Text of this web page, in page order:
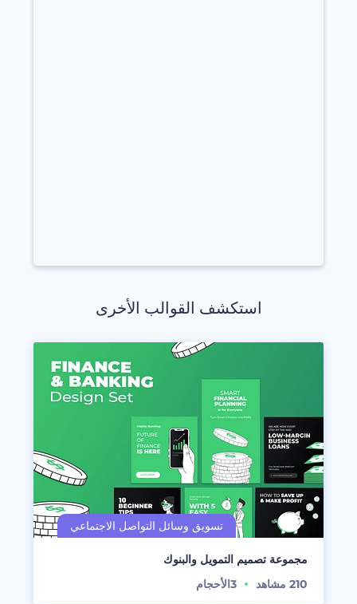
استكشف القوالب الأخرى
مجموعة تصميم التمويل والبنوك
210 مشاهد 3 الأحجام